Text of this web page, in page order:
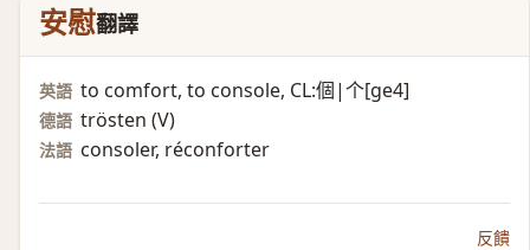
安慰翻譯
英語 to comfort, to console, CL:個|个[ge4]
德語 trösten (V)​
法語 consoler, réconforter
反饋